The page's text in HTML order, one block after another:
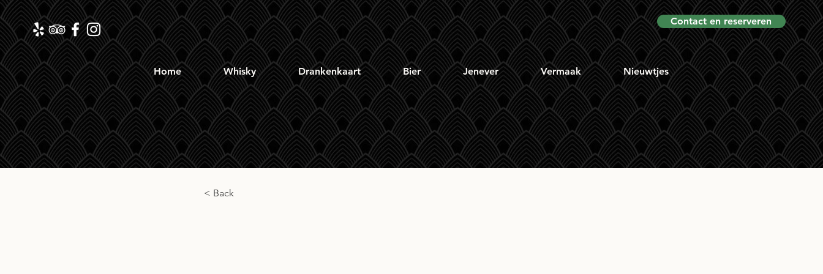
Contact en reserveren
Home Whisky Drankenkaart Bier Jenever Vermaak Nieuwtjes
< Back